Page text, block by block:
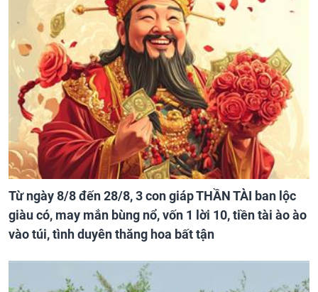
Từ ngày 8/8 đến 28/8, 3 con giáp THẦN TÀI ban lộc
giàu có, may mắn bùng nổ, vốn 1 lời 10, tiền tài ào ào
vào túi, tình duyên thăng hoa bất tận